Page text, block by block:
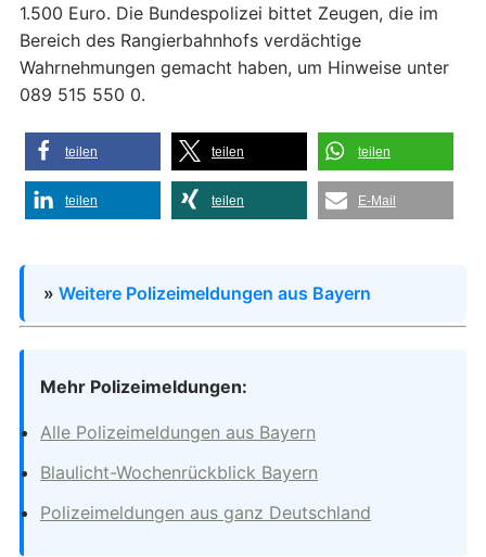
1.500 Euro. Die Bundespolizei bittet Zeugen, die im
Bereich des Rangierbahnhofs verdächtige
Wahrnehmungen gemacht haben, um Hinweise unter
089 515 550 0.
teilen teilen teilen
teilen teilen E-Mail
» Weitere Polizeimeldungen aus Bayern
Mehr Polizeimeldungen:
Alle Polizeimeldungen aus Bayern
Blaulicht-Wochenrückblick Bayern
Polizeimeldungen aus ganz Deutschland